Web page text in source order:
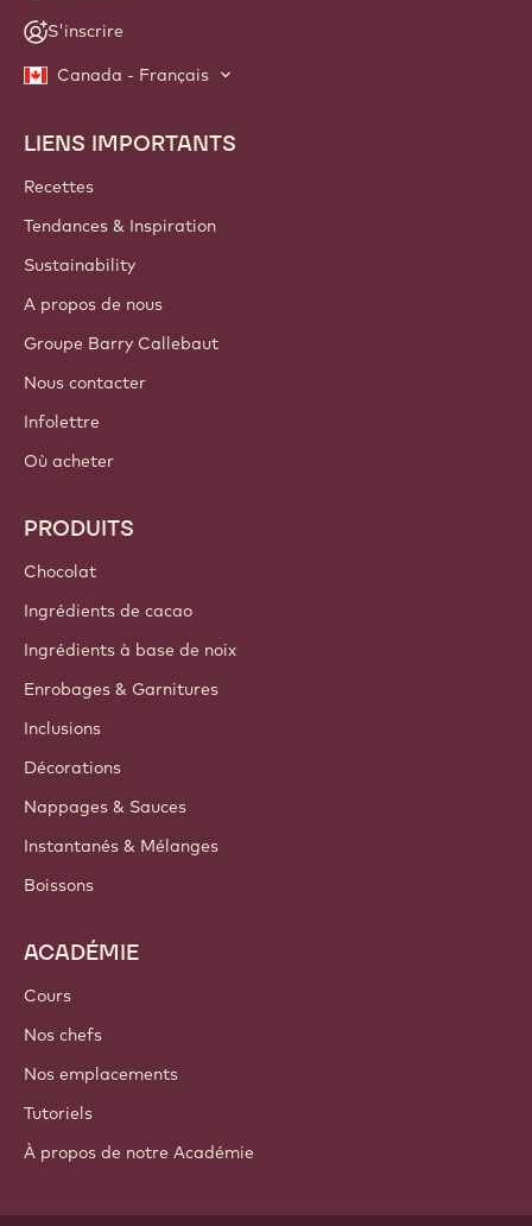
S'inscrire
Canada - Français
Footer
Callebaut
LIENS IMPORTANTS
Recettes
Tendances & Inspiration
Sustainability
A propos de nous
Groupe Barry Callebaut
Nous contacter
Infolettre
Où acheter
PRODUITS
Chocolat
Ingrédients de cacao
Ingrédients à base de noix
Enrobages & Garnitures
Inclusions
Décorations
Nappages & Sauces
Instantanés & Mélanges
Boissons
ACADÉMIE
Cours
Nos chefs
Nos emplacements
Tutoriels
À propos de notre Académie